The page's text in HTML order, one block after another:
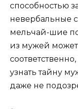
способностью
невербальные
мельчай-шие
из мужей
узнать тайну
даже не